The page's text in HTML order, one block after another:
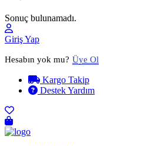
Sonuç bulunamadı.
Giriş Yap
Hesabın yok mu? Üye Ol
Kargo Takip
Destek Yardım